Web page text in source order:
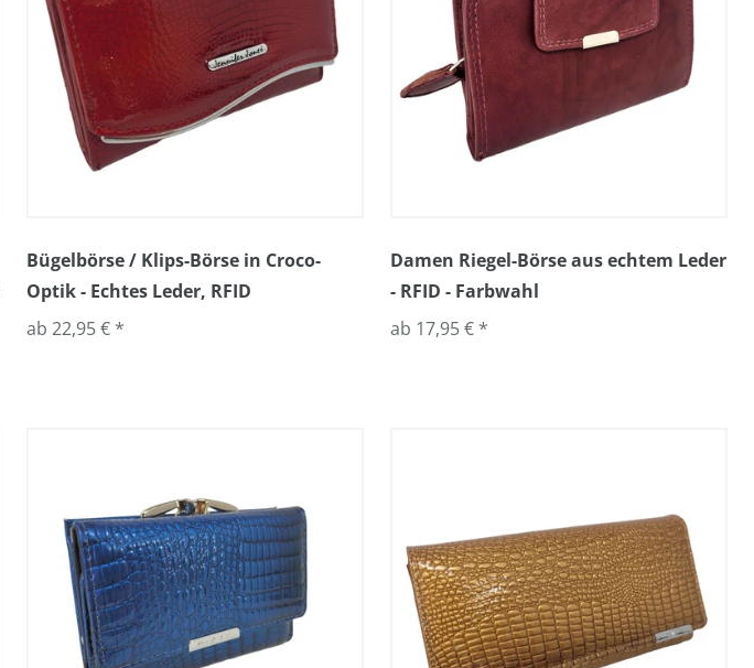
Bügelbörse / Klips-Börse in Croco-
Optik - Echtes Leder, RFID
ab 22,95 € *
Damen Riegel-Börse aus echtem Leder
- RFID - Farbwahl
ab 17,95 € *